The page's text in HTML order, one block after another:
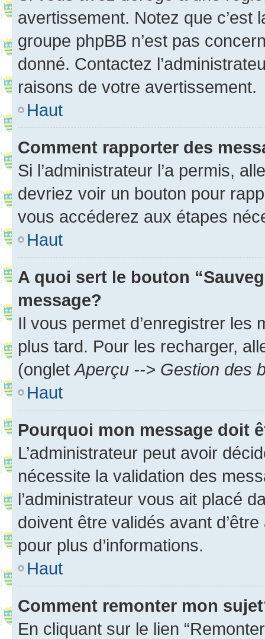
avertissement. Notez que c’est
groupe phpBB n’est pas
donné. Contactez
raisons de votre avertissement.
Haut
Comment rapporter des
Si l’administrateur l’a permis,
devriez voir un bouton pour
vous accéderez aux étapes
Haut
A quoi sert le bouton
message?
Il vous permet d’enregistrer
plus tard. Pour les recharger,
(onglet Aperçu --> Gestion des
Haut
Pourquoi mon message doit
L’administrateur peut avoir
nécessite la validation des
l’administrateur vous ait placé
doivent être validés avant
pour plus d’informations.
Haut
Comment remonter mon
En cliquant sur le lien